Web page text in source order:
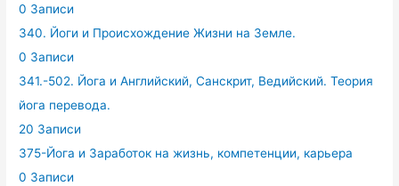
0 Записи
340. Йоги и Происхождение Жизни на Земле.
0 Записи
341.-502. Йога и Английский, Санскрит, Ведийский. Теория
йога перевода.
20 Записи
375-Йога и Заработок на жизнь, компетенции, карьера
0 Записи